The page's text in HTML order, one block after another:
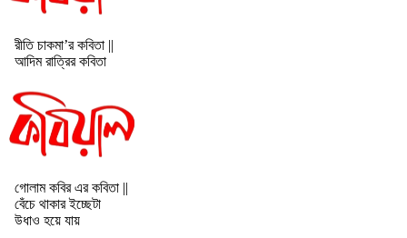
রীতি চাকমা’র কবিতা ||
আদিম রাত্রির কবিতা
গোলাম কবির এর কবিতা ||
বেঁচে থাকার ইচ্ছেটা
উধাও হয়ে যায়